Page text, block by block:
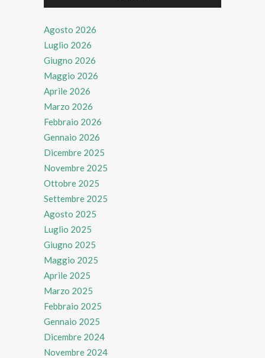
Agosto 2026
Luglio 2026
Giugno 2026
Maggio 2026
Aprile 2026
Marzo 2026
Febbraio 2026
Gennaio 2026
Dicembre 2025
Novembre 2025
Ottobre 2025
Settembre 2025
Agosto 2025
Luglio 2025
Giugno 2025
Maggio 2025
Aprile 2025
Marzo 2025
Febbraio 2025
Gennaio 2025
Dicembre 2024
Novembre 2024